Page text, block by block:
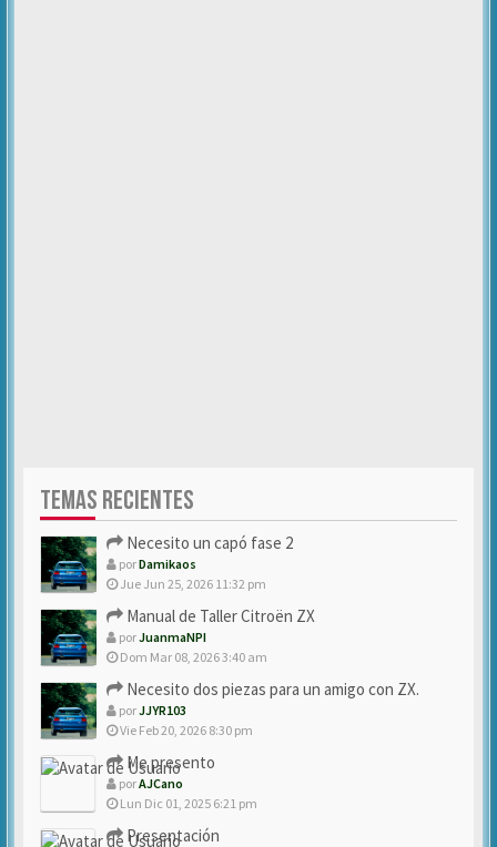
TEMAS RECIENTES
Necesito un capó fase 2
porDamikaos
Jue Jun 25, 2026 11:32 pm
Manual de Taller Citroën ZX
porJuanmaNPI
Dom Mar 08, 2026 3:40 am
Necesito dos piezas para un amigo con ZX.
porJJYR103
Vie Feb 20, 2026 8:30 pm
Me presento
porAJCano
Lun Dic 01, 2025 6:21 pm
Presentación